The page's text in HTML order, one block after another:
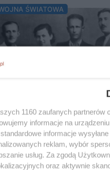
ŚWIATOWA
1943 –
1160 zaufanych
informacje na
standardowe informacje
reklam, wybór
usług. Za zgodą
oraz aktywnie